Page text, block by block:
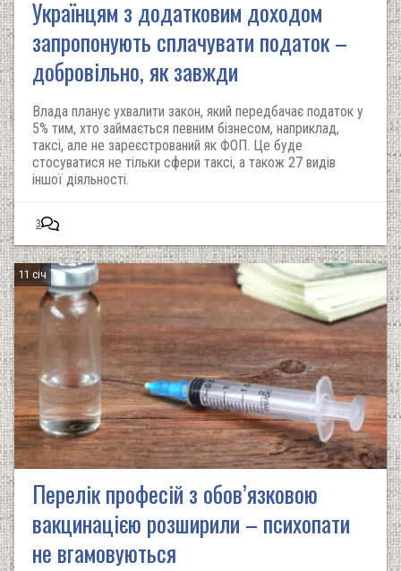
Українцям з додатковим доходом
запропонують сплачувати податок –
добровільно, як завжди
Влада планує ухвалити закон, який передбачає податок у
5% тим, хто займається певним бізнесом, наприклад,
таксі, але не зареєстрований як ФОП. Це буде
стосуватися не тільки сфери таксі, а також 27 видів
іншої діяльності.
3
11 січ
Перелік професій з обов’язковою
вакцинацією розширили – психопати
не вгамовуються